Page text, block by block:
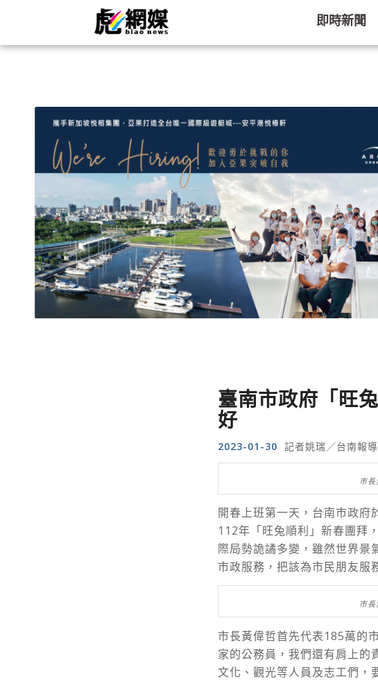
即時新聞
臺南市政府「旺
好
2023-01-30 記者姚瑞／台南報導
市
開春上班第一天，台南市政府
112年「旺兔順利」新春團拜
際局勢詭譎多變，雖然世界景
市政服務，把該為市民朋友服
市
市長黃偉哲首先代表185萬的
家的公務員，我們還有肩上的
文化、觀光等人員及志工們，